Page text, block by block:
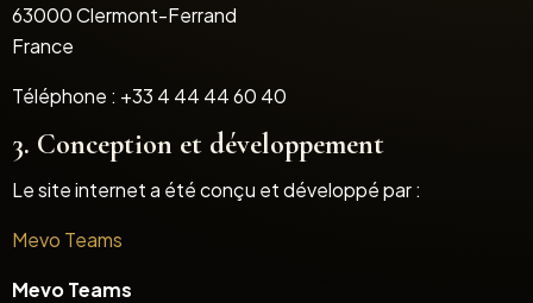
63000 Clermont-Ferrand
France
Téléphone : +33 4 44 44 60 40
3. Conception et développement
Le site internet a été conçu et développé par :
Mevo Teams
Mevo Teams